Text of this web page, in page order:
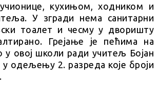
кухињом, ходником и
У згради нема санитарни
тоалет и чесму у дворишту
Грејање је пећима на
у овој школи ради учитељ Бојан
у одељењу 2. разреда које броји